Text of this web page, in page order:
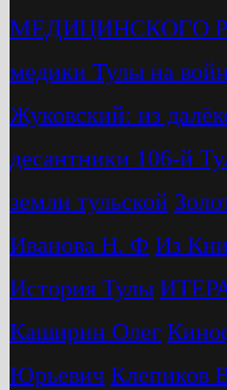
МЕДИЦИНСКОГО
медики Тулы на
Жуковский: из
десантники 106-й
земли тульской
Иванова Н. Ф Из
История Тулы
Каширин Олег
Юрьевич Клепиков